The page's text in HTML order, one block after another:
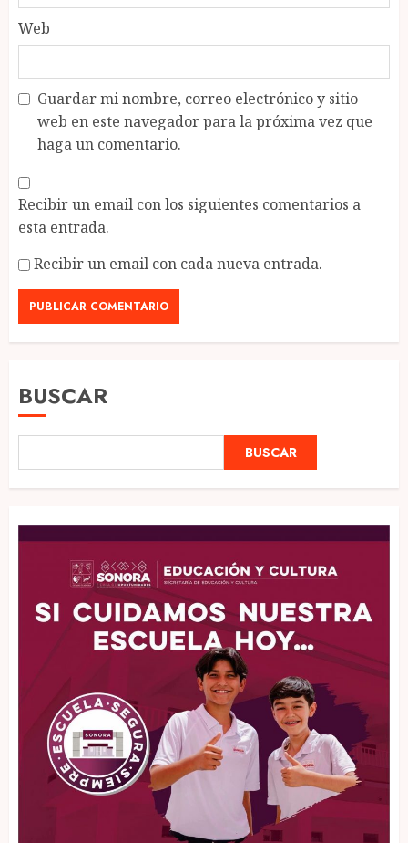
Web
Guardar mi nombre, correo electrónico y sitio
web en este navegador para la próxima vez que
haga un comentario.
Recibir un email con los siguientes comentarios a
esta entrada.
Recibir un email con cada nueva entrada.
BUSCAR
BUSCAR